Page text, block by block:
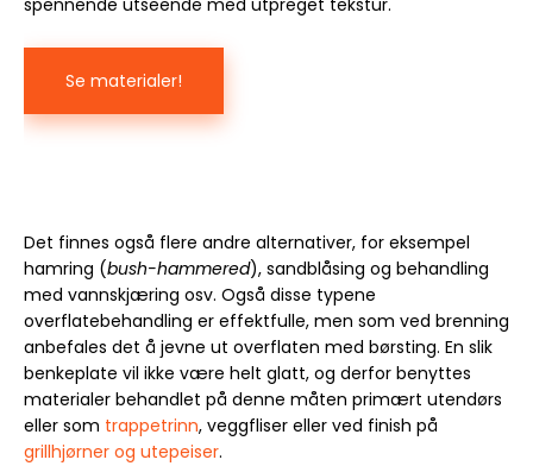
spennende utseende med utpreget tekstur.
Se materialer!
Det finnes også flere andre alternativer, for eksempel
hamring (bush-hammered), sandblåsing og behandling
med vannskjæring osv. Også disse typene
overflatebehandling er effektfulle, men som ved brenning
anbefales det å jevne ut overflaten med børsting. En slik
benkeplate vil ikke være helt glatt, og derfor benyttes
materialer behandlet på denne måten primært utendørs
eller som trappetrinn, veggfliser eller ved finish på
grillhjørner og utepeiser.